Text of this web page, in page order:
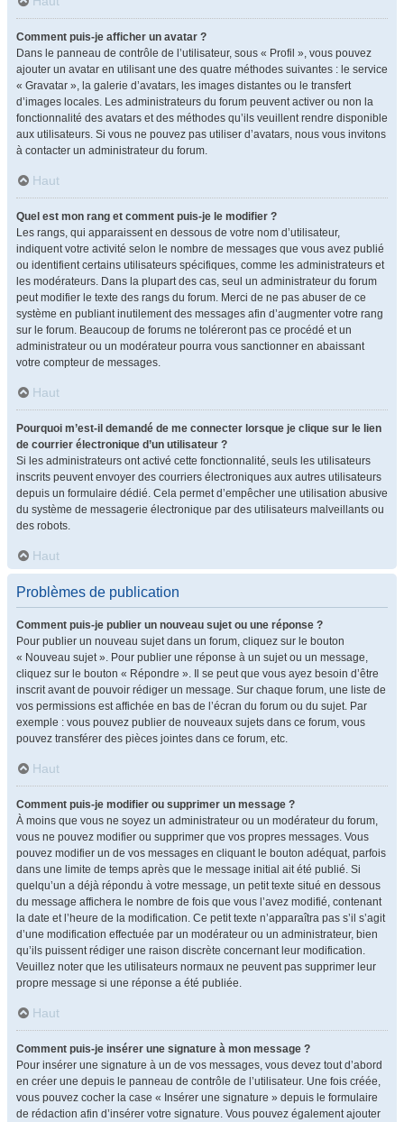
Comment puis-je afficher un avatar ?
Dans le panneau de contrôle de l’utilisateur, sous « Profil », vous pouvez
ajouter un avatar en utilisant une des quatre méthodes suivantes : le service
« Gravatar », la galerie d’avatars, les images distantes ou le transfert
d’images locales. Les administrateurs du forum peuvent activer ou non la
fonctionnalité des avatars et des méthodes qu’ils veuillent rendre disponible
aux utilisateurs. Si vous ne pouvez pas utiliser d’avatars, nous vous invitons
à contacter un administrateur du forum.
Haut
Quel est mon rang et comment puis-je le modifier ?
Les rangs, qui apparaissent en dessous de votre nom d’utilisateur,
indiquent votre activité selon le nombre de messages que vous avez publié
ou identifient certains utilisateurs spécifiques, comme les administrateurs et
les modérateurs. Dans la plupart des cas, seul un administrateur du forum
peut modifier le texte des rangs du forum. Merci de ne pas abuser de ce
système en publiant inutilement des messages afin d’augmenter votre rang
sur le forum. Beaucoup de forums ne toléreront pas ce procédé et un
administrateur ou un modérateur pourra vous sanctionner en abaissant
votre compteur de messages.
Haut
Pourquoi m’est-il demandé de me connecter lorsque je clique sur le lien
de courrier électronique d’un utilisateur ?
Si les administrateurs ont activé cette fonctionnalité, seuls les utilisateurs
inscrits peuvent envoyer des courriers électroniques aux autres utilisateurs
depuis un formulaire dédié. Cela permet d’empêcher une utilisation abusive
du système de messagerie électronique par des utilisateurs malveillants ou
des robots.
Haut
Problèmes de publication
Comment puis-je publier un nouveau sujet ou une réponse ?
Pour publier un nouveau sujet dans un forum, cliquez sur le bouton
« Nouveau sujet ». Pour publier une réponse à un sujet ou un message,
cliquez sur le bouton « Répondre ». Il se peut que vous ayez besoin d’être
inscrit avant de pouvoir rédiger un message. Sur chaque forum, une liste de
vos permissions est affichée en bas de l’écran du forum ou du sujet. Par
exemple : vous pouvez publier de nouveaux sujets dans ce forum, vous
pouvez transférer des pièces jointes dans ce forum, etc.
Haut
Comment puis-je modifier ou supprimer un message ?
À moins que vous ne soyez un administrateur ou un modérateur du forum,
vous ne pouvez modifier ou supprimer que vos propres messages. Vous
pouvez modifier un de vos messages en cliquant le bouton adéquat, parfois
dans une limite de temps après que le message initial ait été publié. Si
quelqu’un a déjà répondu à votre message, un petit texte situé en dessous
du message affichera le nombre de fois que vous l’avez modifié, contenant
la date et l’heure de la modification. Ce petit texte n’apparaîtra pas s’il s’agit
d’une modification effectuée par un modérateur ou un administrateur, bien
qu’ils puissent rédiger une raison discrète concernant leur modification.
Veuillez noter que les utilisateurs normaux ne peuvent pas supprimer leur
propre message si une réponse a été publiée.
Haut
Comment puis-je insérer une signature à mon message ?
Pour insérer une signature à un de vos messages, vous devez tout d’abord
en créer une depuis le panneau de contrôle de l’utilisateur. Une fois créée,
vous pouvez cocher la case « Insérer une signature » depuis le formulaire
de rédaction afin d’insérer votre signature. Vous pouvez également ajouter